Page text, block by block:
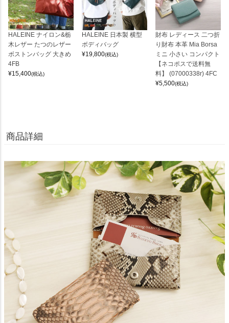
HALEINE ナイロン&栃
木レザー たつのレザー
ボストンバッグ 大きめ
4FB
¥15,400(税込)
HALEINE 日本製 横型
ボディバッグ
¥19,800(税込)
財布 レディース 二つ折
り財布 本革 Mia Borsa
ミニ 小さい コンパクト
【ネコポスで送料無
料】 (07000338r) 4FC
¥5,500(税込)
商品詳細